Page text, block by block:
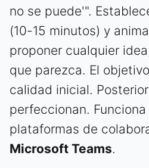
no se puede'".
(10-15 minutos) y
proponer cualquier
que parezca. El
calidad inicial.
perfeccionan.
plataformas de
Microsoft Teams.